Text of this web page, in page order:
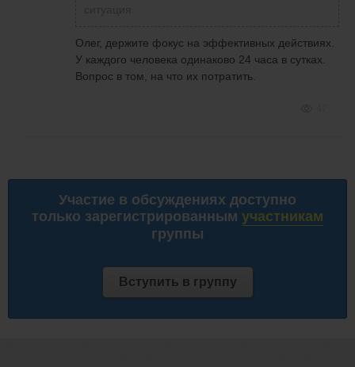
Олег, держите фокус на эффективных действиях.
У каждого человека одинаково 24 часа в сутках.
Вопрос в том, на что их потратить.
Участие в обсуждениях доступно
только зарегистрированным участникам
группы
Вступить в группу